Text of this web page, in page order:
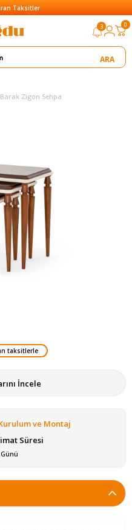
Taksitler
3 0
Barak Zigon Sehpa
taksitlerle
İncele
ve Montaj
Süresi